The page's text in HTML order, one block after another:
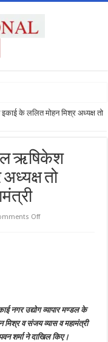
इकाई के ललित मोहन मिश्र अध्यक्ष तो
ऋषिकेश
तो
Offon
तो
प्रतीक
कालिया
चुने
नगर उद्योग व्यापार मण्डल के
मिश्र व संजय व्यास व महामंत्री
शर्मा ने दाखिल किए।